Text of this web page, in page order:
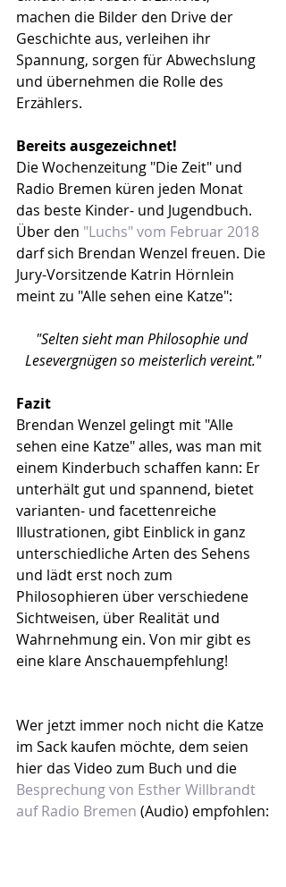
machen die Bilder den Drive der
Geschichte aus, verleihen ihr
Spannung, sorgen für Abwechslung
und übernehmen die Rolle des
Erzählers.
Bereits ausgezeichnet!
Die Wochenzeitung "Die Zeit" und
Radio Bremen küren jeden Monat
das beste Kinder- und Jugendbuch.
Über den "Luchs" vom Februar 2018
darf sich Brendan Wenzel freuen. Die
Jury-Vorsitzende Katrin Hörnlein
meint zu "Alle sehen eine Katze":
"Selten sieht man Philosophie und
Lesevergnügen so meisterlich vereint."
Fazit
Brendan Wenzel gelingt mit "Alle
sehen eine Katze" alles, was man mit
einem Kinderbuch schaffen kann: Er
unterhält gut und spannend, bietet
varianten- und facettenreiche
Illustrationen, gibt Einblick in ganz
unterschiedliche Arten des Sehens
und lädt erst noch zum
Philosophieren über verschiedene
Sichtweisen, über Realität und
Wahrnehmung ein. Von mir gibt es
eine klare Anschauempfehlung!
Wer jetzt immer noch nicht die Katze
im Sack kaufen möchte, dem seien
hier das Video zum Buch und die
Besprechung von Esther Willbrandt
auf Radio Bremen (Audio) empfohlen: